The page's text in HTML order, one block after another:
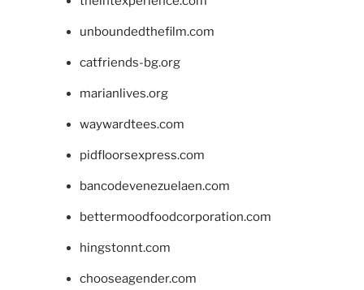
unboundedthefilm.com
catfriends-bg.org
marianlives.org
waywardtees.com
pidfloorsexpress.com
bancodevenezuelaen.com
bettermoodfoodcorporation.com
hingstonnt.com
chooseagender.com